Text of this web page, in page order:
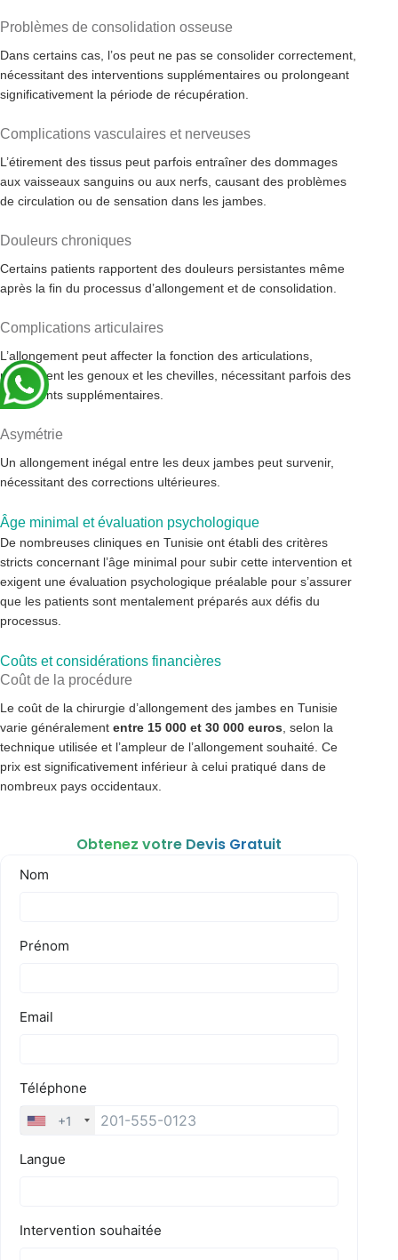
Problèmes de consolidation osseuse
Dans certains cas, l’os peut ne pas se consolider correctement,
nécessitant des interventions supplémentaires ou prolongeant
significativement la période de récupération.
Complications vasculaires et nerveuses
L’étirement des tissus peut parfois entraîner des dommages
aux vaisseaux sanguins ou aux nerfs, causant des problèmes
de circulation ou de sensation dans les jambes.
Douleurs chroniques
Certains patients rapportent des douleurs persistantes même
après la fin du processus d’allongement et de consolidation.
Complications articulaires
L’allongement peut affecter la fonction des articulations,
notamment les genoux et les chevilles, nécessitant parfois des
traitements supplémentaires.
Asymétrie
Un allongement inégal entre les deux jambes peut survenir,
nécessitant des corrections ultérieures.
Âge minimal et évaluation psychologique
De nombreuses cliniques en Tunisie ont établi des critères
stricts concernant l’âge minimal pour subir cette intervention et
exigent une évaluation psychologique préalable pour s’assurer
que les patients sont mentalement préparés aux défis du
processus.
Coûts et considérations financières
Coût de la procédure
Le coût de la chirurgie d’allongement des jambes en Tunisie
varie généralement entre 15 000 et 30 000 euros , selon la
technique utilisée et l’ampleur de l’allongement souhaité. Ce
prix est significativement inférieur à celui pratiqué dans de
nombreux pays occidentaux.
Obtenez votre Devis Gratuit